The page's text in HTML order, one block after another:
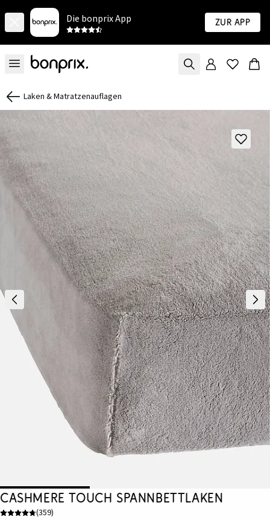
Die bonprix App Zur App
Laken & Matratzenauflagen
Cashmere Touch Spannbettlaken
(359)